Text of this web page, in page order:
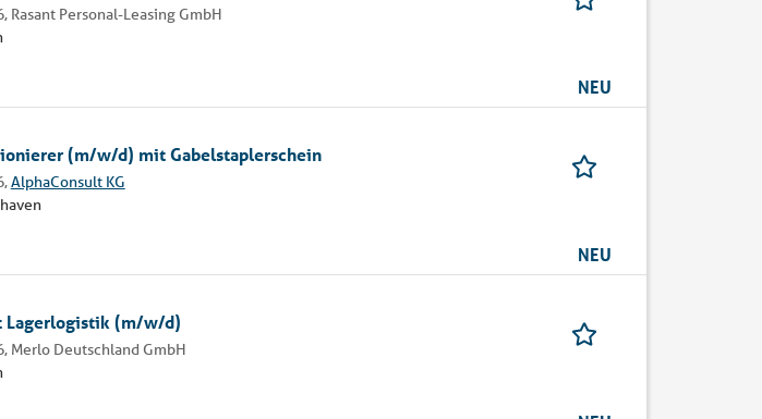
Rasant Personal-Leasing GmbH
NEU
(m/w/d) mit Gabelstaplerschein
AlphaConsult KG
NEU
Lagerlogistik (m/w/d)
Merlo Deutschland GmbH